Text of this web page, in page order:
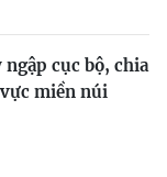
ngập cục bộ, chia
miền núi